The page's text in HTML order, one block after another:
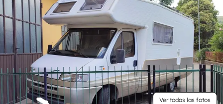
Ver todas las fotos